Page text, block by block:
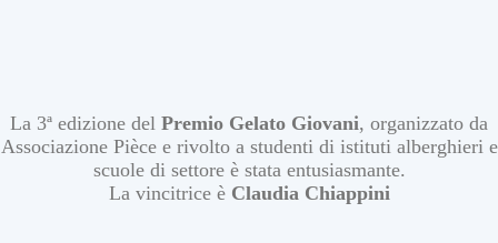
La 3ª edizione del Premio Gelato Giovani, organizzato da
Associazione Pièce e rivolto a studenti di istituti alberghieri e
scuole di settore è stata entusiasmante.
La vincitrice è Claudia Chiappini